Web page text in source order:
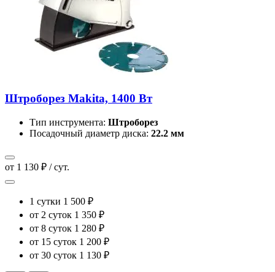
Штроборез Makita, 1400 Вт
Тип инструмента: Штроборез
Посадочный диаметр диска: 22.2 мм
от 1 130 ₽ / сут.
1 сутки 1 500 ₽
от 2 суток 1 350 ₽
от 8 суток 1 280 ₽
от 15 суток 1 200 ₽
от 30 суток 1 130 ₽